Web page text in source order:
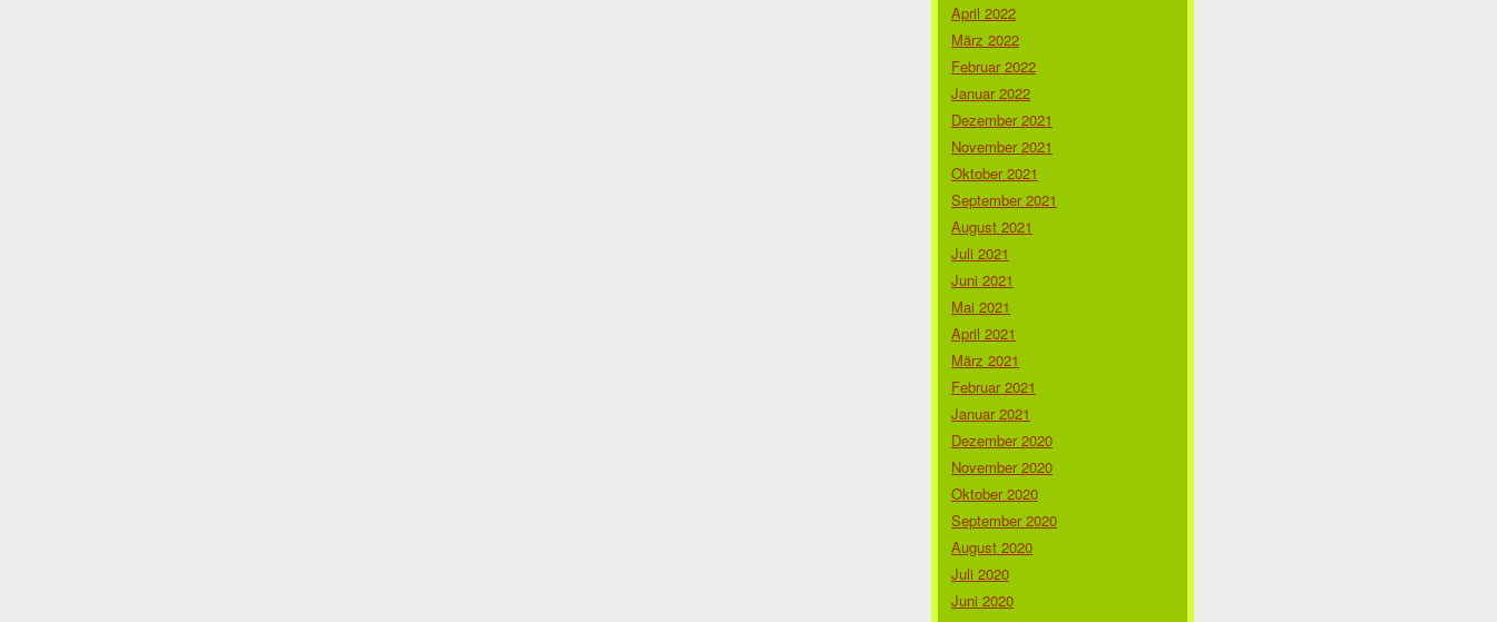
April 2022
März 2022
Februar 2022
Januar 2022
Dezember 2021
November 2021
Oktober 2021
September 2021
August 2021
Juli 2021
Juni 2021
Mai 2021
April 2021
März 2021
Februar 2021
Januar 2021
Dezember 2020
November 2020
Oktober 2020
September 2020
August 2020
Juli 2020
Juni 2020